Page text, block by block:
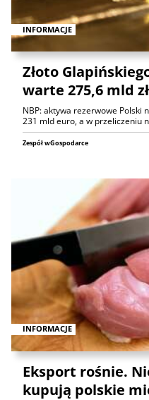
INFORMACJE
Złoto
warte 275,6 mld zł
NBP: aktywa rezerwowe Polski
231 mld euro, a w przeliczeniu
Zespół wGospodarce
INFORMACJE
Eksport rośnie.
kupują polskie